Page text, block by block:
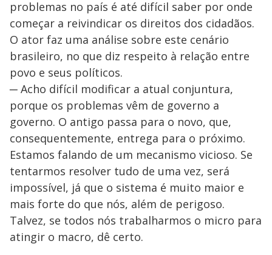
problemas no país é até difícil saber por onde
começar a reivindicar os direitos dos cidadãos.
O ator faz uma análise sobre este cenário
brasileiro, no que diz respeito à relação entre
povo e seus políticos.
─ Acho difícil modificar a atual conjuntura,
porque os problemas vêm de governo a
governo. O antigo passa para o novo, que,
consequentemente, entrega para o próximo.
Estamos falando de um mecanismo vicioso. Se
tentarmos resolver tudo de uma vez, será
impossível, já que o sistema é muito maior e
mais forte do que nós, além de perigoso.
Talvez, se todos nós trabalharmos o micro para
atingir o macro, dê certo.